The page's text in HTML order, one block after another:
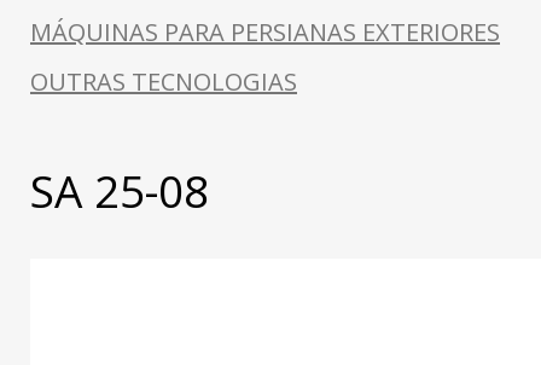
MÁQUINAS PARA PERSIANAS EXTERIORES
OUTRAS TECNOLOGIAS
SA 25-08